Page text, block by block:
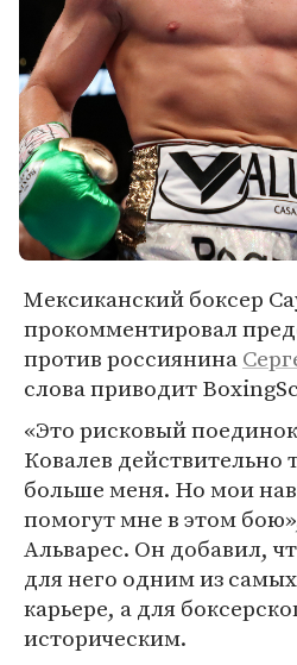
Мексиканский боксер
прокомментировал
против россиянина
слова приводит
«Это рисковый
Ковалев действительно
больше меня. Но мои
помогут мне в этом
Альварес. Он добавил,
для него одним из
карьере, а для
историческим.